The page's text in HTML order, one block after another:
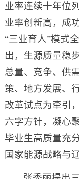
业率连续十年位
业率创新高，成
“三业育人”模式
出，生源质量稳
总量、竞争、供
策、地方发展、
改革试点为牵引
六字方针，凝心
毕业生高质量充
国家能源战略与